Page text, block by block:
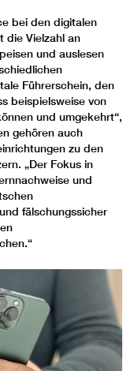
bei den digitalen
die Vielzahl an
und auslesen
Führerschein, den
beispielsweise von
und umgekehrt“,
gehören auch
zu den
„Der Fokus in
und
fälschungssicher